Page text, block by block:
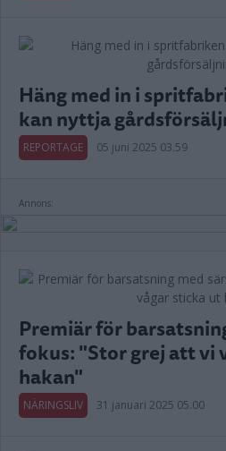
Häng med in i
kan nyttja
REPORTAGE 05 juni 2025 03.59
Annons:
Premiär för
fokus: "Stor grej att vi
hakan"
NÄRINGSLIV 31 januari 2025 05.00